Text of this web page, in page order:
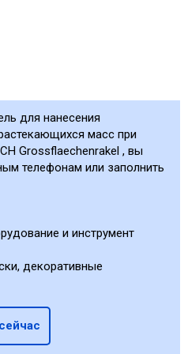
для нанесения
масс при
Grossflaechenrakel , вы
телефонам или заполнить
и инструмент
декоративные